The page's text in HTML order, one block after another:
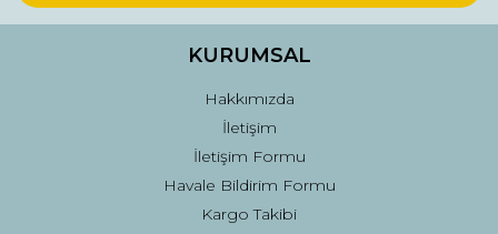
Ürün fiyatı diğer sitelerden daha pahalı.
Gönder
KURUMSAL
Hakkımızda
İletişim
İletişim Formu
Havale Bildirim Formu
Kargo Takibi